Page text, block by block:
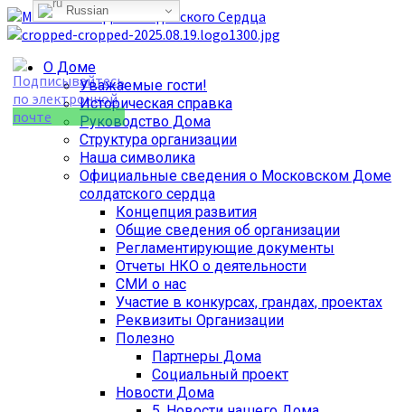
Перейти
к
Основное
меню
О Доме
Уважаемые гости!
Историческая справка
Руководство Дома
Структура организации
Наша символика
Официальные сведения о Московском Доме
солдатского сердца
Концепция развития
Общие сведения об организации
Регламентирующие документы
Отчеты НКО о деятельности
СМИ о нас
Участие в конкурсах, грандах, проектах
Реквизиты Организации
Полезно
Партнеры Дома
Социальный проект
Новости Дома
Russian